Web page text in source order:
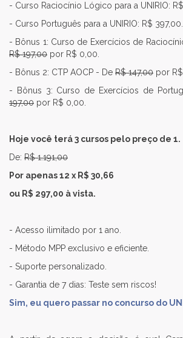
- Curso Raciocínio Lógico para a UNIRIO: R$
- Curso Português para a UNIRIO: R$ 397,00.
- Bônus 1: Curso de Exercícios de
R$ 197,00 por R$ 0,00.
- Bônus 2: CTP AOCP - De R$ 147,00 por
- Bônus 3: Curso de Exercícios de
197,00 por R$ 0,00.
Hoje você terá 3 cursos pelo preço de 1.
De: R$ 1.191,00
Por apenas 12 x R$ 30,66
ou R$ 297,00 à vista.
- Acesso ilimitado por 1 ano.
- Método MPP exclusivo e eficiente.
- Suporte personalizado.
- Garantia de 7 dias: Teste sem riscos!
Sim, eu quero passar no concurso do